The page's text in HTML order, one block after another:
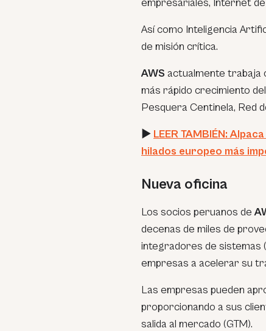
Así como Inteligencia
de misión crítica.
AWS actualmente trabaja
más rápido crecimiento
Pesquera Centinela, Red
► LEER TAMBIÉN:
hilados europeo más
Nueva oficina
Los socios peruanos de
decenas de miles de
integradores de sistemas
empresas a acelerar su
Las empresas pueden
proporcionando a sus
salida al mercado (GTM).